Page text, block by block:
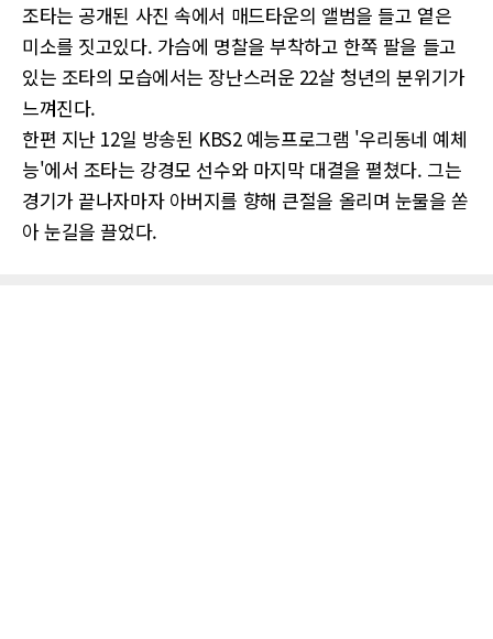
조타는 공개된 사진 속에서 매드타운의 앨범을 들고 옅은
미소를 짓고있다. 가슴에 명찰을 부착하고 한쪽 팔을 들고
있는 조타의 모습에서는 장난스러운 22살 청년의 분위기가
느껴진다.
한편 지난 12일 방송된 KBS2 예능프로그램 '우리동네 예체
능'에서 조타는 강경모 선수와 마지막 대결을 펼쳤다. 그는
경기가 끝나자마자 아버지를 향해 큰절을 올리며 눈물을 쏟
아 눈길을 끌었다.